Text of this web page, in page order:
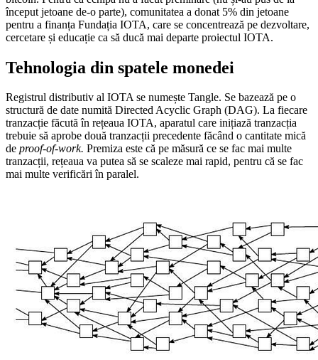
început jetoane de-o parte), comunitatea a donat 5% din jetoane
pentru a finanța Fundația IOTA, care se concentrează pe dezvoltare,
cercetare și educație ca să ducă mai departe proiectul IOTA.
Tehnologia din spatele monedei
Registrul distributiv al IOTA se numește Tangle. Se bazează pe o
structură de date numită Directed Acyclic Graph (DAG). La fiecare
tranzacție făcută în rețeaua IOTA, aparatul care inițiază tranzacția
trebuie să aprobe două tranzacții precedente făcând o cantitate mică
de proof-of-work. Premiza este că pe măsură ce se fac mai multe
tranzacții, rețeaua va putea să se scaleze mai rapid, pentru că se fac
mai multe verificări în paralel.